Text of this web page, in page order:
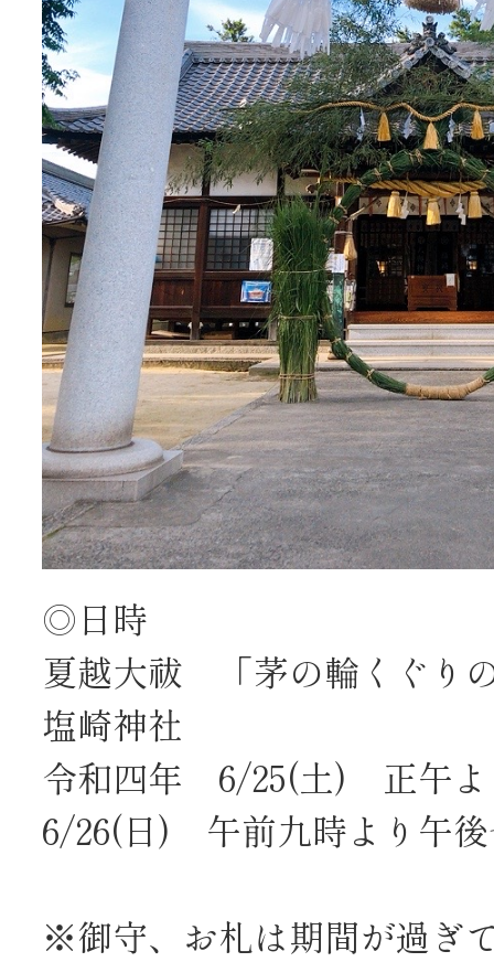
◎日時
夏越大祓 「茅の輪くぐり
塩崎神社
令和四年 6/25(土) 正午
6/26(日) 午前九時より午
※御守、お札は期間が過ぎ